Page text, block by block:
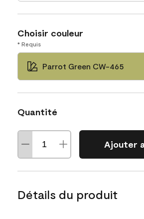
Choisir couleur
* Requis
Parrot Green CW-465
Quantité
Ajouter
Détails du produit